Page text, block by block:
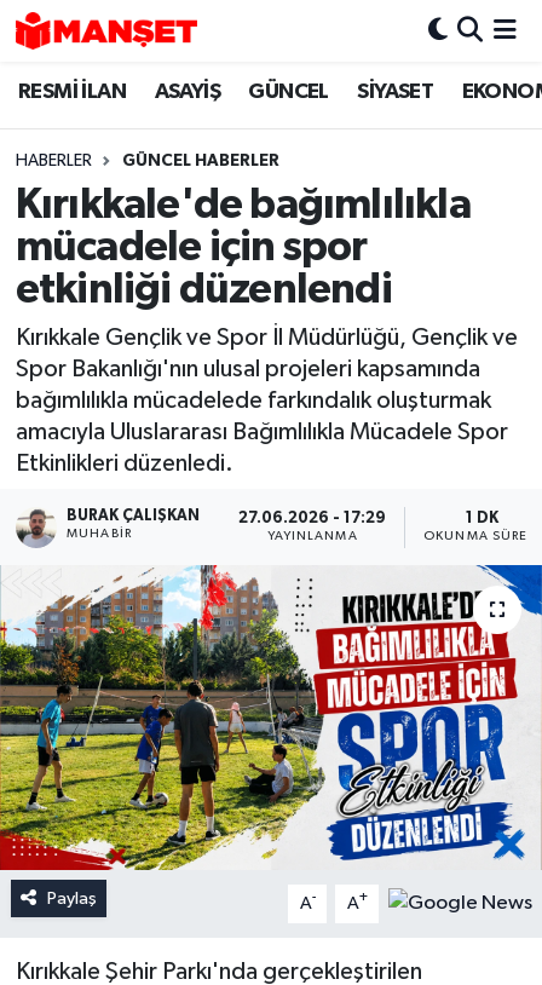
RESMİ İLAN ASAYİŞ GÜNCEL SİYASET
HABERLER GÜNCEL HABERLER
Kırıkkale'de bağımlılıkla
mücadele için spor
etkinliği düzenlendi
Kırıkkale Gençlik ve Spor İl Müdürlüğü, Gençlik ve
Spor Bakanlığı'nın ulusal projeleri kapsamında
bağımlılıkla mücadelede farkındalık oluşturmak
amacıyla Uluslararası Bağımlılıkla Mücadele Spor
Etkinlikleri düzenledi.
BURAK ÇALIŞKAN
MUHABIR
27.06.2026 - 17:29
YAYINLANMA
1 DK
OKUNMA SÜRESI
Paylaş A- A+
Kırıkkale Şehir Parkı'nda gerçekleştirilen
Hava Durumu
Trafik Durumu
Süper Lig Puan Durumu ve Fikstür
Tüm Manşetler
Son Dakika Haberleri
Haber Arşivi